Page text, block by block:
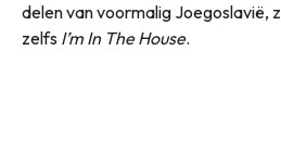
delen van voormalig Joegoslavië,
zelfs I’m In The House.